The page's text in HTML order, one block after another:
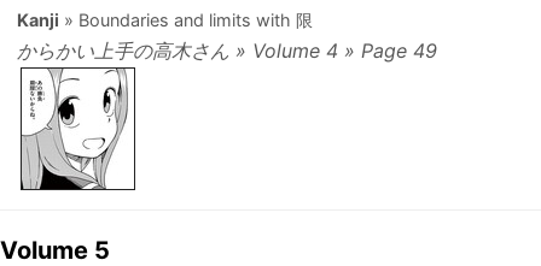
Kanji » Boundaries and limits with 限
からかい上手の高木さん » Volume 4 » Page 49
Volume 5